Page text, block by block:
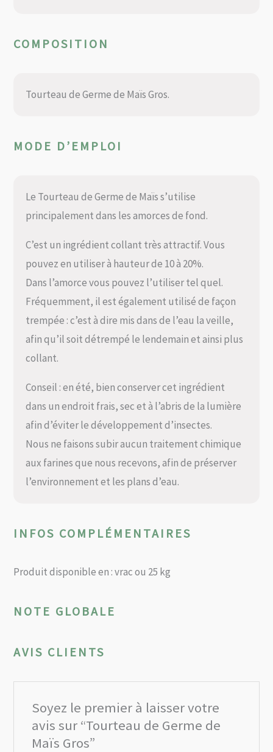
COMPOSITION
Tourteau de Germe de Maïs Gros.
MODE D’EMPLOI
Le Tourteau de Germe de Maïs s’utilise
principalement dans les amorces de fond.
C’est un ingrédient collant très attractif. Vous
pouvez en utiliser à hauteur de 10 à 20%.
Dans l’amorce vous pouvez l’utiliser tel quel.
Fréquemment, il est également utilisé de façon
trempée : c’est à dire mis dans de l’eau la veille,
afin qu’il soit détrempé le lendemain et ainsi plus
collant.
Conseil : en été, bien conserver cet ingrédient
dans un endroit frais, sec et à l’abris de la lumière
afin d’éviter le développement d’insectes.
Nous ne faisons subir aucun traitement chimique
aux farines que nous recevons, afin de préserver
l’environnement et les plans d’eau.
INFOS COMPLÉMENTAIRES
Produit disponible en : vrac ou 25 kg
NOTE GLOBALE
AVIS CLIENTS
Soyez le premier à laisser votre
avis sur “Tourteau de Germe de
Maïs Gros”